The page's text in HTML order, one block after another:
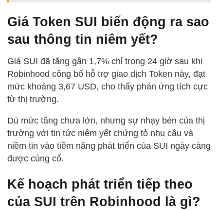
Giá Token SUI biến động ra sao
sau thông tin niêm yết?
Giá SUI đã tăng gần 1,7% chỉ trong 24 giờ sau khi
Robinhood công bố hỗ trợ giao dịch Token này, đạt
mức khoảng 3,67 USD, cho thấy phản ứng tích cực
từ thị trường.
Dù mức tăng chưa lớn, nhưng sự nhạy bén của thị
trường với tin tức niêm yết chứng tỏ nhu cầu và
niềm tin vào tiềm năng phát triển của SUI ngày càng
được củng cố.
Kế hoạch phát triển tiếp theo
của SUI trên Robinhood là gì?